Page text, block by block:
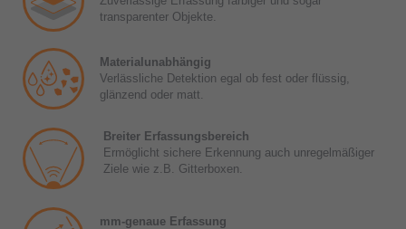
transparenter Objekte.
Materialunabhängig
Verlässliche Detektion egal ob fest oder flüssig,
glänzend oder matt.
Breiter Erfassungsbereich
Ermöglicht sichere Erkennung auch unregelmäßiger
Ziele wie z.B. Gitterboxen.
mm-genaue Erfassung